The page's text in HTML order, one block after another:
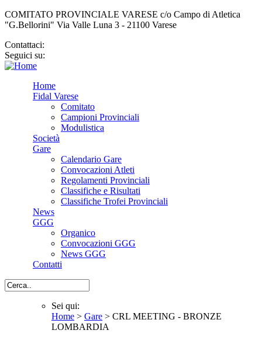
COMITATO PROVINCIALE VARESE c/o Campo di Atletica
"G.Bellorini" Via Valle Luna 3 - 21100 Varese
Contattaci:
Seguici su:
Home
Fidal Varese
Comitato
Campioni Provinciali
Modulistica
Società
Gare
Calendario Gare
Convocazioni Atleti
Regolamenti Provinciali
Classifiche e Risultati
Classifiche Trofei Provinciali
News
GGG
Organico
Convocazioni GGG
News GGG
Contatti
Cerca
Sei qui
Sei qui:
Home > Gare > CRL MEETING - BRONZE
LOMBARDIA